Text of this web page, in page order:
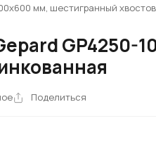
мм, шестигранный
GP4250-
Поделиться